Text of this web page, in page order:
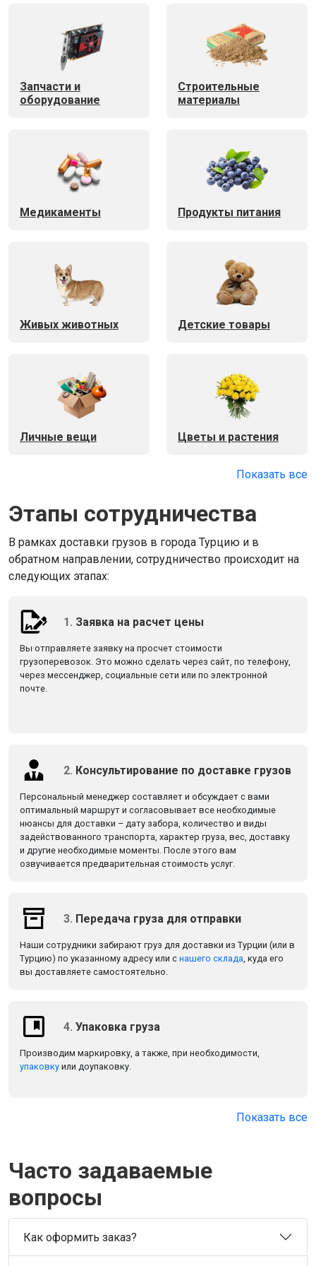
Запчасти и
оборудование
Строительные
материалы
Медикаменты Продукты питания
Живых животных Детские товары
Личные вещи Цветы и растения
Показать все
Этапы сотрудничества
В рамках доставки грузов в города Турцию и в
обратном направлении, сотрудничество происходит на
следующих этапах:
1. Заявка на расчет цены
Вы отправляете заявку на просчет стоимости
грузоперевозок. Это можно сделать через сайт, по телефону,
через мессенджер, социальные сети или по электронной
почте.
2. Консультирование по доставке грузов
Персональный менеджер составляет и обсуждает с вами
оптимальный маршрут и согласовывает все необходимые
нюансы для доставки – дату забора, количество и виды
задействованного транспорта, характер груза, вес, доставку
и другие необходимые моменты. После этого вам
озвучивается предварительная стоимость услуг.
3. Передача груза для отправки
Наши сотрудники забирают груз для доставки из Турции (или в
Турцию) по указанному адресу или с нашего склада, куда его
вы доставляете самостоятельно.
4. Упаковка груза
Производим маркировку, а также, при необходимости,
упаковку или доупаковку.
Показать все
Часто задаваемые
вопросы
Как оформить заказ?